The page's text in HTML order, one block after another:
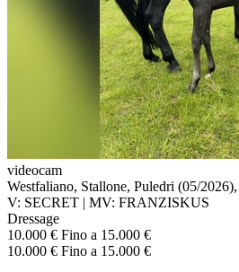
videocam
Westfaliano, Stallone, Puledri (05/
V: SECRET | MV: FRANZISKUS
Dressage
10.000 € Fino a 15.000 €
10.000 € Fino a 15.000 €